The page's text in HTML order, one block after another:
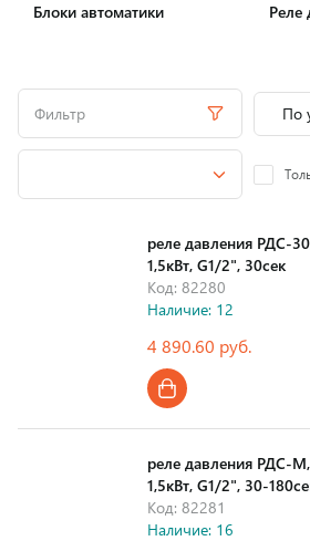
Блоки автоматики Реле
Фильтр
реле давления РДС-
1,5кВт, G1/2", 30сек
Код: 82280
Наличие: 12
4 890.60 руб.
реле давления РДС-
1,5кВт, G1/2", 30-
Код: 82281
Наличие: 16